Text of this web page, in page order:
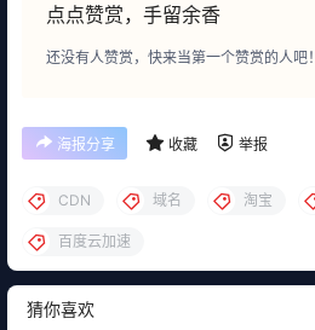
点点赞赏，手留余香
还没有人赞赏，快来当第一个赞赏的人吧！
海报分享 收藏 举报
CDN 域名 淘宝
百度云加速
猜你喜欢